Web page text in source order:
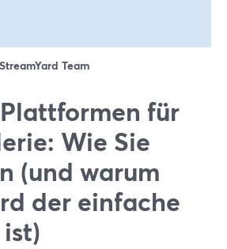
Team
für
Wie Sie
(und warum
der einfache